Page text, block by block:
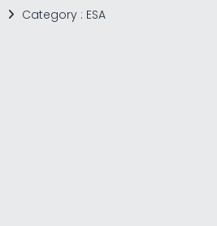
Category : ESA